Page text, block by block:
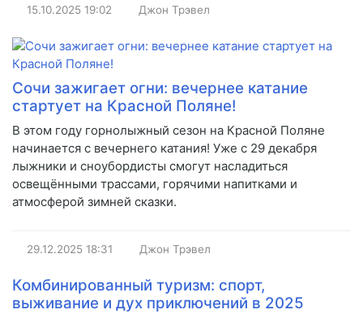
15.10.2025 19:02 Джон Трэвел
Сочи зажигает огни: вечернее катание
стартует на Красной Поляне!
В этом году горнолыжный сезон на Красной Поляне
начинается с вечернего катания! Уже с 29 декабря
лыжники и сноубордисты смогут насладиться
освещёнными трассами, горячими напитками и
атмосферой зимней сказки.
29.12.2025 18:31 Джон Трэвел
Комбинированный туризм: спорт,
выживание и дух приключений в 2025